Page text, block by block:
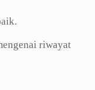
riwayat